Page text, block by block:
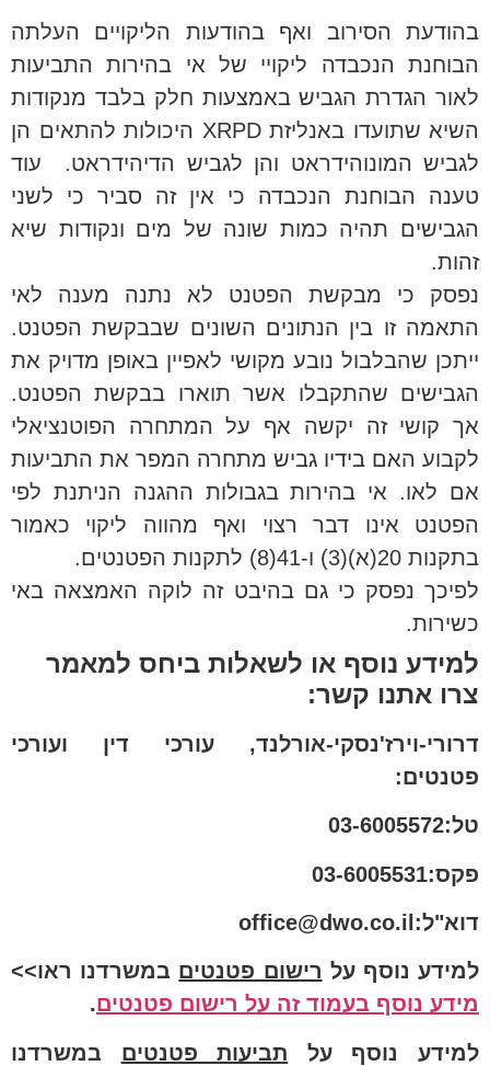
בהודעת הסירוב ואף בהודעות הליקויים העלתה
הבוחנת הנכבדה ליקויי של אי בהירות התביעות
לאור הגדרת הגביש באמצעות חלק בלבד מנקודות
השיא שתועדו באנליזת XRPD היכולות להתאים הן
לגביש המונוהידראט והן לגביש הדיהידראט. עוד
טענה הבוחנת הנכבדה כי אין זה סביר כי לשני
הגבישים תהיה כמות שונה של מים ונקודות שיא
זהות.
נפסק כי מבקשת הפטנט לא נתנה מענה לאי
התאמה זו בין הנתונים השונים שבבקשת הפטנט.
ייתכן שהבלבול נובע מקושי לאפיין באופן מדויק את
הגבישים שהתקבלו אשר תוארו בבקשת הפטנט.
אך קושי זה יקשה אף על המתחרה הפוטנציאלי
לקבוע האם בידיו גביש מתחרה המפר את התביעות
אם לאו. אי בהירות בגבולות ההגנה הניתנת לפי
הפטנט אינו דבר רצוי ואף מהווה ליקוי כאמור
בתקנות 20(א)(3) ו-41(8) לתקנות הפטנטים.
לפיכך נפסק כי גם בהיבט זה לוקה האמצאה באי
כשירות.
למידע נוסף או לשאלות ביחס למאמר
צרו אתנו קשר:
דרורי-וירז'נסקי-אורלנד, עורכי דין ועורכי
פטנטים:
טל:03-6005572
פקס:03-6005531
דוא"ל:office@dwo.co.il
למידע נוסף על רישום פטנטים במשרדנו ראו>>
מידע נוסף בעמוד זה על רישום פטנטים.
למידע נוסף על תביעות פטנטים במשרדנו